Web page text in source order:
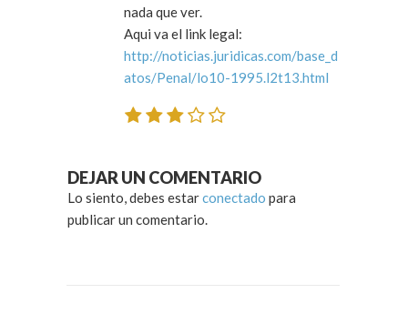
nada que ver.
Aqui va el link legal:
http://noticias.juridicas.com/base_d
atos/Penal/lo10-1995.l2t13.html
DEJAR UN COMENTARIO
Lo siento, debes estarconectado para
publicar un comentario.